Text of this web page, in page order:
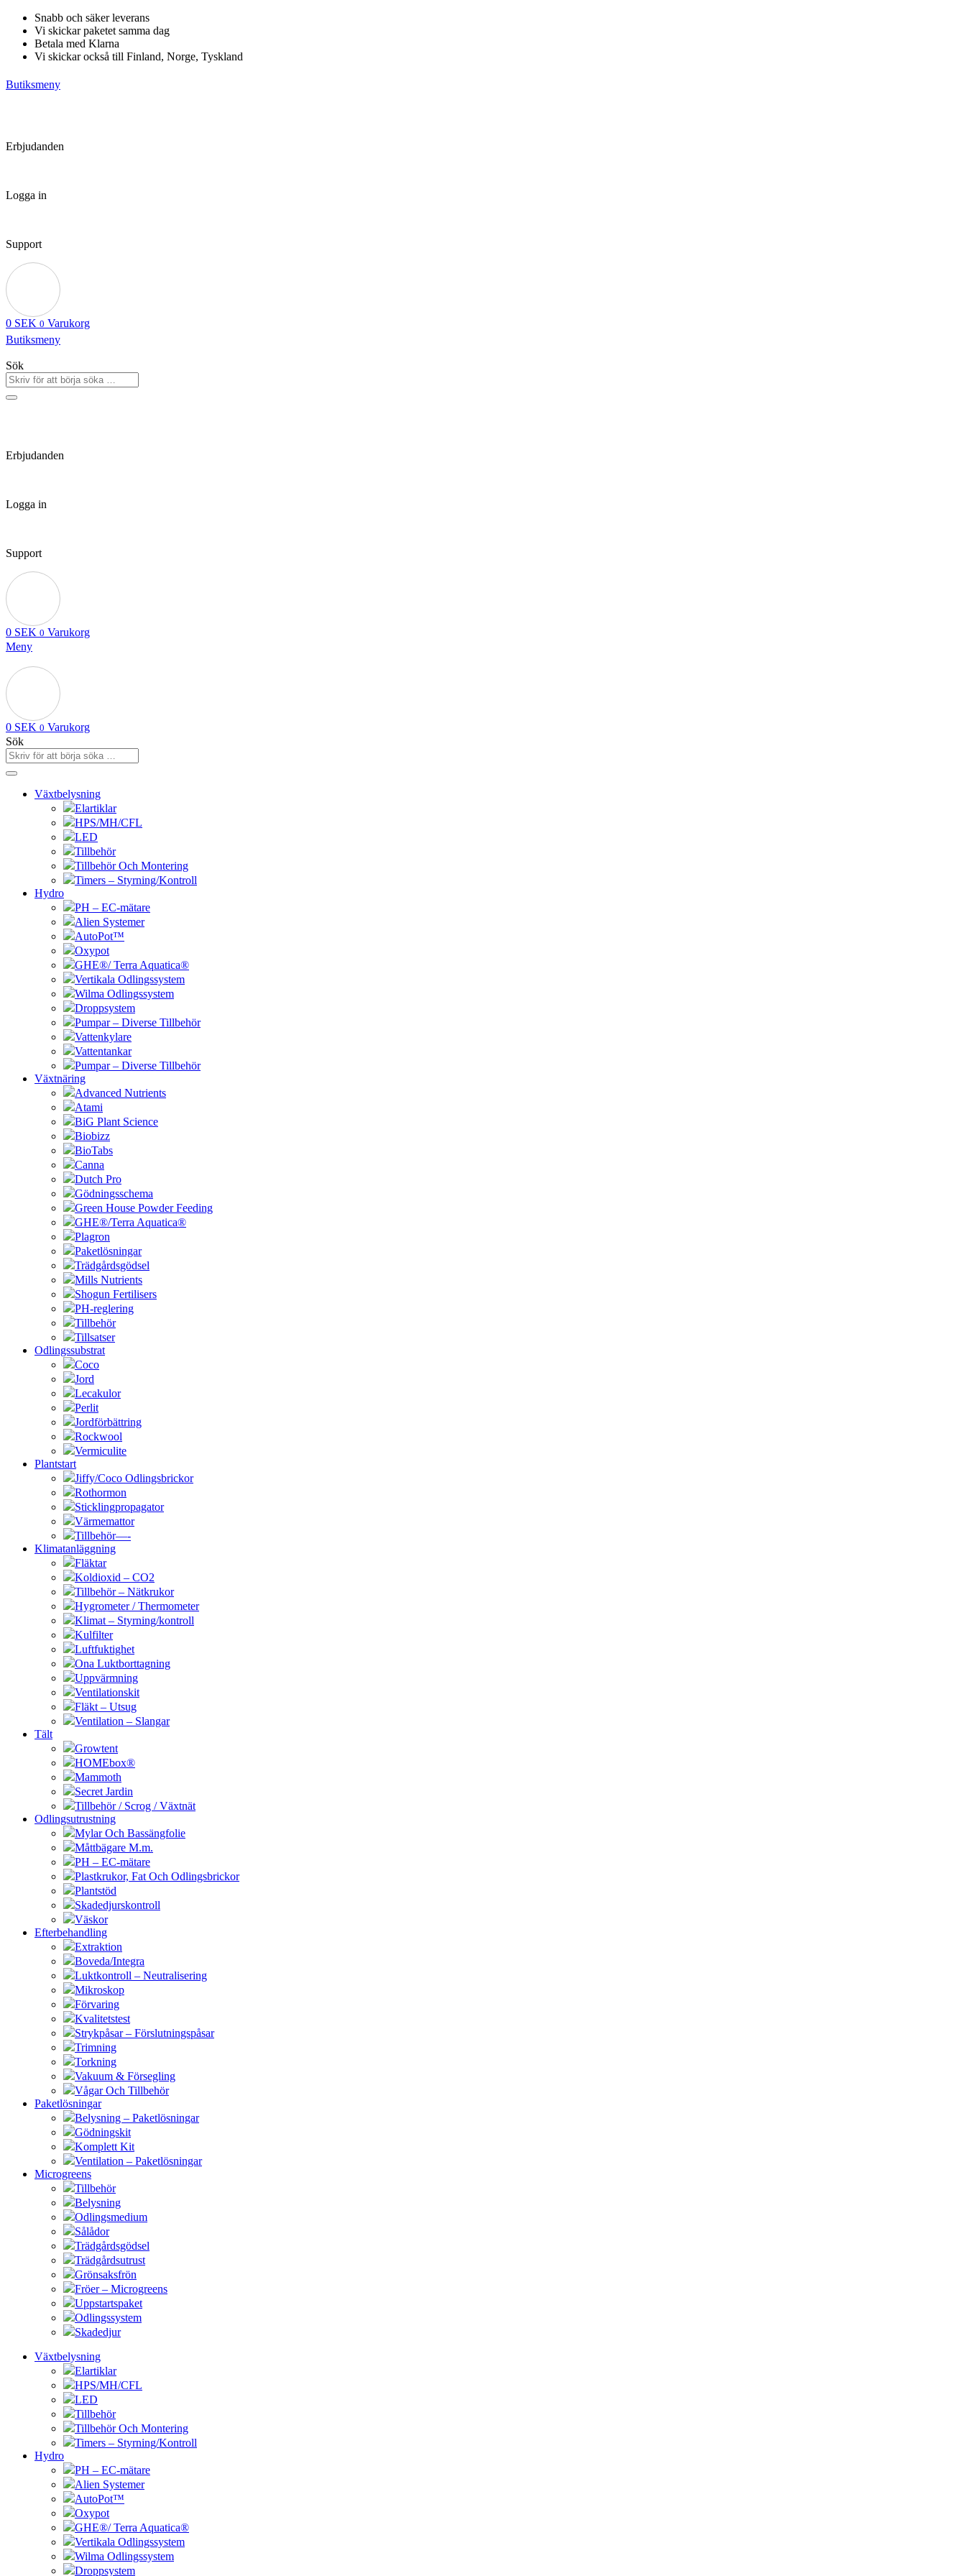
Hoppa
innehåll
Snabb och säker leverans
Vi skickar paketet samma dag
Betala med Klarna
Vi skickar också till Finland, Norge, Tyskland
Butiksmeny
Erbjudanden
Logga in
Support
0 SEK 0 Varukorg
Butiksmeny
Sök
Erbjudanden
Logga in
Support
0 SEK 0 Varukorg
Meny
0 SEK 0 Varukorg
Sök
Växtbelysning
Elartiklar
HPS/MH/CFL
LED
Tillbehör
Tillbehör Och Montering
Timers – Styrning/Kontroll
Hydro
PH – EC-mätare
Alien Systemer
AutoPot™
Oxypot
GHE®/ Terra Aquatica®
Vertikala Odlingssystem
Wilma Odlingssystem
Droppsystem
Pumpar – Diverse Tillbehör
Vattenkylare
Vattentankar
Pumpar – Diverse Tillbehör
Växtnäring
Advanced Nutrients
Atami
BiG Plant Science
Biobizz
BioTabs
Canna
Dutch Pro
Gödningsschema
Green House Powder Feeding
GHE®/Terra Aquatica®
Plagron
Paketlösningar
Trädgårdsgödsel
Mills Nutrients
Shogun Fertilisers
PH-reglering
Tillbehör
Tillsatser
Odlingssubstrat
Coco
Jord
Lecakulor
Perlit
Jordförbättring
Rockwool
Vermiculite
Plantstart
Jiffy/Coco Odlingsbrickor
Rothormon
Sticklingpropagator
Värmemattor
Tillbehör—-
Klimatanläggning
Fläktar
Koldioxid – CO2
Tillbehör – Nätkrukor
Hygrometer / Thermometer
Klimat – Styrning/kontroll
Kulfilter
Luftfuktighet
Ona Luktborttagning
Uppvärmning
Ventilationskit
Fläkt – Utsug
Ventilation – Slangar
Tält
Growtent
HOMEbox®
Mammoth
Secret Jardin
Tillbehör / Scrog / Växtnät
Odlingsutrustning
Mylar Och Bassängfolie
Måttbägare M.m.
PH – EC-mätare
Plastkrukor, Fat Och Odlingsbrickor
Plantstöd
Skadedjurskontroll
Väskor
Efterbehandling
Extraktion
Boveda/Integra
Luktkontroll – Neutralisering
Mikroskop
Förvaring
Kvalitetstest
Strykpåsar – Förslutningspåsar
Trimning
Torkning
Vakuum & Försegling
Vågar Och Tillbehör
Paketlösningar
Belysning – Paketlösningar
Gödningskit
Komplett Kit
Ventilation – Paketlösningar
Microgreens
Tillbehör
Belysning
Odlingsmedium
Sålådor
Trädgårdsgödsel
Trädgårdsutrust
Grönsaksfrön
Fröer – Microgreens
Uppstartspaket
Odlingssystem
Skadedjur
Växtbelysning
Elartiklar
HPS/MH/CFL
LED
Tillbehör
Tillbehör Och Montering
Timers – Styrning/Kontroll
Hydro
PH – EC-mätare
Alien Systemer
AutoPot™
Oxypot
GHE®/ Terra Aquatica®
Vertikala Odlingssystem
Wilma Odlingssystem
Droppsystem